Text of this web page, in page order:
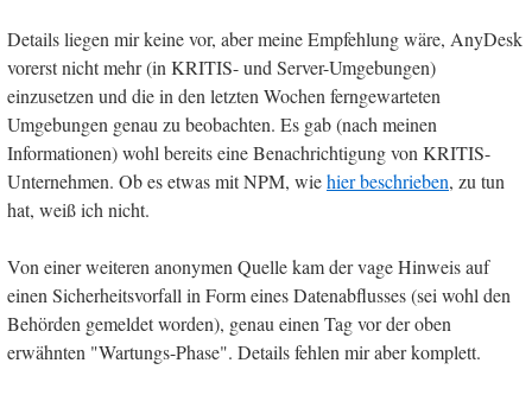
Details liegen mir keine vor, aber meine Empfehlung wäre, AnyDesk
vorerst nicht mehr (in KRITIS- und Server-Umgebungen)
einzusetzen und die in den letzten Wochen ferngewarteten
Umgebungen genau zu beobachten. Es gab (nach meinen
Informationen) wohl bereits eine Benachrichtigung von KRITIS-
Unternehmen. Ob es etwas mit NPM, wiehier beschrieben, zu tun
hat, weiß ich nicht.
Von einer weiteren anonymen Quelle kam der vage Hinweis auf
einen Sicherheitsvorfall in Form eines Datenabflusses (sei wohl den
Behörden gemeldet worden), genau einen Tag vor der oben
erwähnten "Wartungs-Phase". Details fehlen mir aber komplett.